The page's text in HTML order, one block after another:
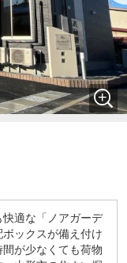
適な「ノアガーデ
ックスが備え付け
が少なくても荷物